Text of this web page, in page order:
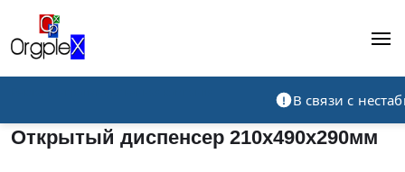
В связи с
Открытый диспенсер 210х490х290мм